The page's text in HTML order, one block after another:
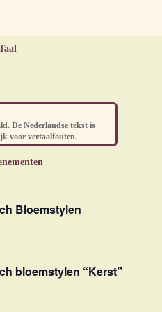
De Nederlandse tekst is
voor vertaalfouten.
Bloemstylen
bloemstylen “Kerst”